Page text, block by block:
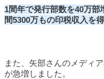
1間年で発行部数を40万
間5300万もの印税収入を
また、矢部さんのメディ
が急増しました。